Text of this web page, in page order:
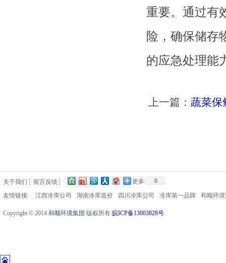
重要。通过有
险，确保储存
的应急处理能
上一篇： 蔬菜保
关于我们 留言反馈 更多 0
友情链接: 江西冷库公司 湖南冷库造价 四川冷库公司 冷库第一品牌 和顺环
Copyright © 2014 和顺环境集团 版权所有 皖ICP备13003828号